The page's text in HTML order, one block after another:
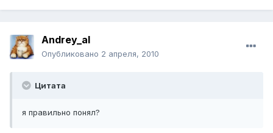
Andrey_al
Опубликовано 2 апреля, 2010
Цитата
я правильно понял?